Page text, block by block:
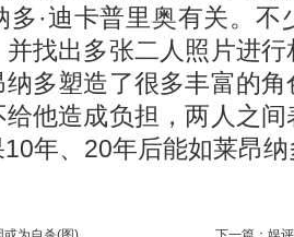
多·迪卡普里奥有关。不
找出多张二人照片进
多塑造了很多丰富的
他造成负担，两人之
年、20年后能如莱昂